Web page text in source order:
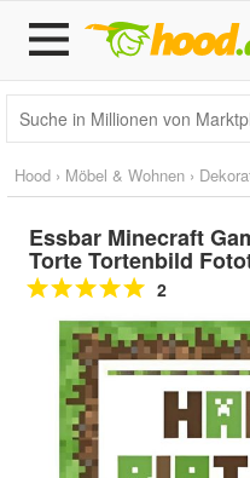
Hood › Möbel & Wohnen ›
Essbar Minecraft
Torte Tortenbild
2